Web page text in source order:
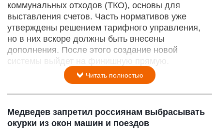
коммунальных отходов (ТКО), основы для
выставления счетов. Часть нормативов уже
утверждены решением тарифного управления,
но в них вскоре должны быть внесены
дополнения. После этого создание новой
системы выйдет на финишную прямую.
Читать полностью
Медведев запретил россиянам выбрасывать
окурки из окон машин и поездов